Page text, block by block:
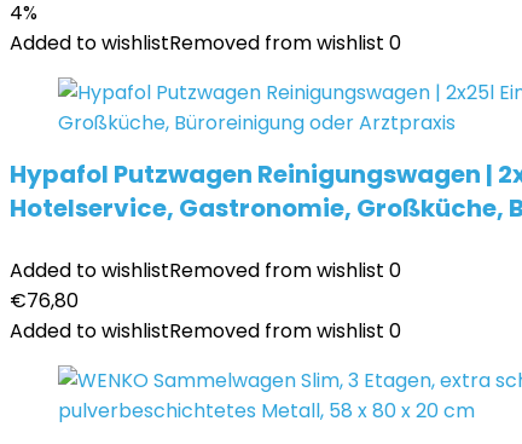
4%
Added to wishlistRemoved from wishlist 0
Hypafol Putzwagen Reinigungswagen |
Hotelservice, Gastronomie, Großküche,
Added to wishlistRemoved from wishlist 0
€76,80
Added to wishlistRemoved from wishlist 0